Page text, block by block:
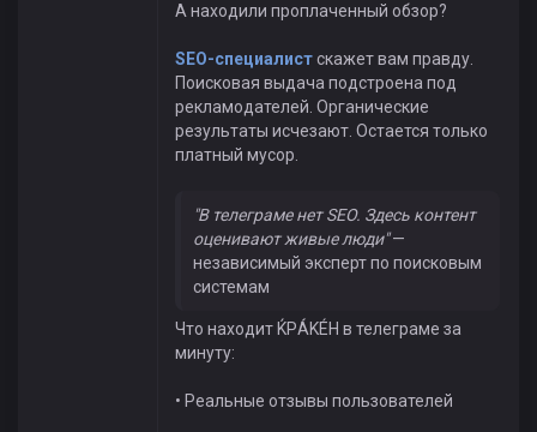
А находили проплаченный обзор?
SEO-специалистскажет вам правду.
Поисковая выдача подстроена под
рекламодателей. Органические
результаты исчезают. Остается только
платный мусор.
"В телеграме нет SEO. Здесь контент
оценивают живые люди"—
независимый эксперт по поисковым
системам
Что находит ЌРÁKÉH в телеграме за
минуту:
• Реальные отзывы пользователей